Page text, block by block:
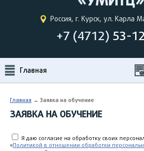
Россия, г. Курск, ул. Карла
+7 (4712) 53-
Главная
Главная → Заявка на обучение
ЗАЯВКА НА ОБУЧЕНИЕ
Я даю согласие на обработку своих
«Политикой в отношении обработки